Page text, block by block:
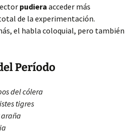
pudiera acceder más
de la experimentación.
el habla coloquial, pero también
Período
del cólera
tigres
araña